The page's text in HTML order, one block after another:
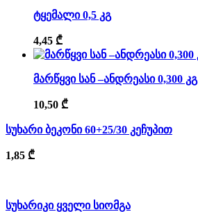
ტყემალი 0,5 კგ
4,45 ₾
მარწყვი სან –ანდრეასი 0,300 კგ
10,50 ₾
სუხარი ბეკონი 60+25/30 კეჩუპით
1,85 ₾
სუხარიკი ყველი სიომგა